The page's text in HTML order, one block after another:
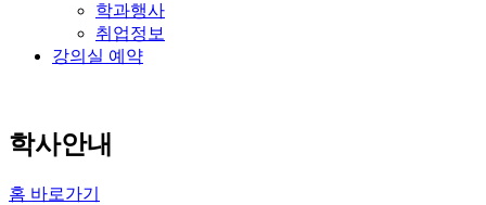
학과행사
취업정보
강의실 예약
학사안내
홈 바로가기